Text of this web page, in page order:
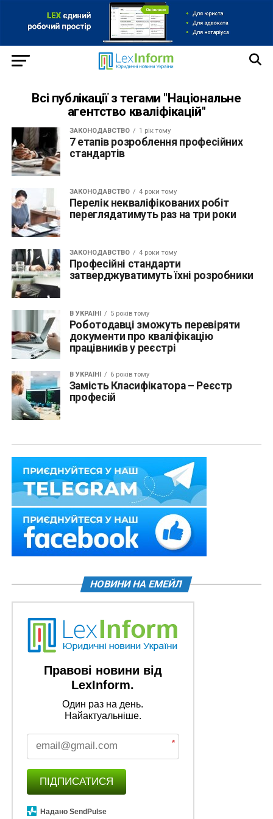
Всі публікації з тегами "Національне
агентство кваліфікацій"
ЗАКОНОДАВСТВО 1 рік тому
7 етапів розроблення професійних
стандартів
ЗАКОНОДАВСТВО 4 роки тому
Перелік некваліфікованих робіт
переглядатимуть раз на три роки
ЗАКОНОДАВСТВО 4 роки тому
Професійні стандарти
затверджуватимуть їхні розробники
В УКРАЇНІ 5 років тому
Роботодавці зможуть перевіряти
документи про кваліфікацію
працівників у реєстрі
В УКРАЇНІ 6 років тому
Замість Класифікатора – Реєстр
професій
НОВИНИ НА ЕМЕЙЛ
Правові новини від
LexInform.
Один раз на день.
Найактуальніше.
*
ПІДПИСАТИСЯ
Надано SendPulse